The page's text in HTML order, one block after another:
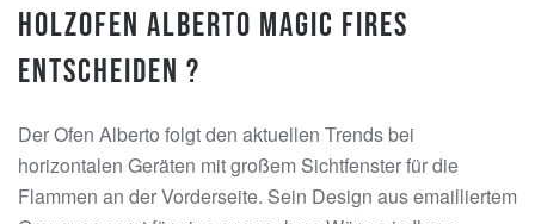
Holzofen Alberto Magic Fires
entscheiden ?
Der Ofen Alberto folgt den aktuellen Trends bei
horizontalen Geräten mit großem Sichtfenster für die
Flammen an der Vorderseite. Sein Design aus emailliertem